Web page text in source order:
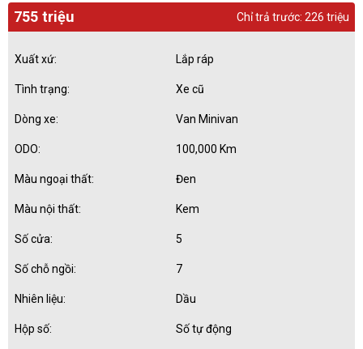
755 triệu Chỉ trả trước: 226 triệu
Xuất xứ: Lắp ráp
Tình trạng: Xe cũ
Dòng xe: Van Minivan
ODO: 100,000 Km
Màu ngoại thất: Đen
Màu nội thất: Kem
Số cửa: 5
Số chỗ ngồi: 7
Nhiên liệu: Dầu
Hộp số: Số tự động